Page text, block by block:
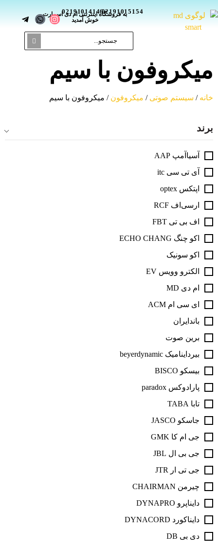
به فروشگاه اینترنتی ام دی اسمارت
خوش آمدید
02191014146_
02191015154
میکروفون با سیم
خانه/سیستم صوتی /میکروفون/ میکروفون با سیم
برند
آسیاآمپ AAP
آی تی سی itc
اپتکس optex
ار‌سی‌اف RCF
اف‌ بی‌ تی FBT
اکو چنگ ECHO CHANG
اکو سونیک
الکترو وویس EV
ام دی MD
ای سی ام ACM
باندایران
برین صوت
بیرداینامیک beyerdynamic
بیسکو BISCO
پارادوکس paradox
تابا TABA
جاسکو JASCO
جی ام کا GMK
جی بی ال JBL
جی تی ار JTR
چیرمن CHAIRMAN
دایناپرو DYNAPRO
دایناکورد DYNACORD
دی بی DB